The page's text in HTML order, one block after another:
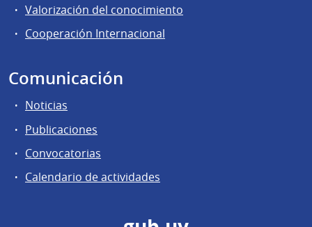
Valorización del conocimiento
Cooperación Internacional
Comunicación
Noticias
Publicaciones
Convocatorias
Calendario de actividades